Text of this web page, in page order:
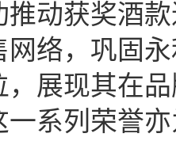
推动获奖酒
网络，巩固
，展现其在
一系列荣誉